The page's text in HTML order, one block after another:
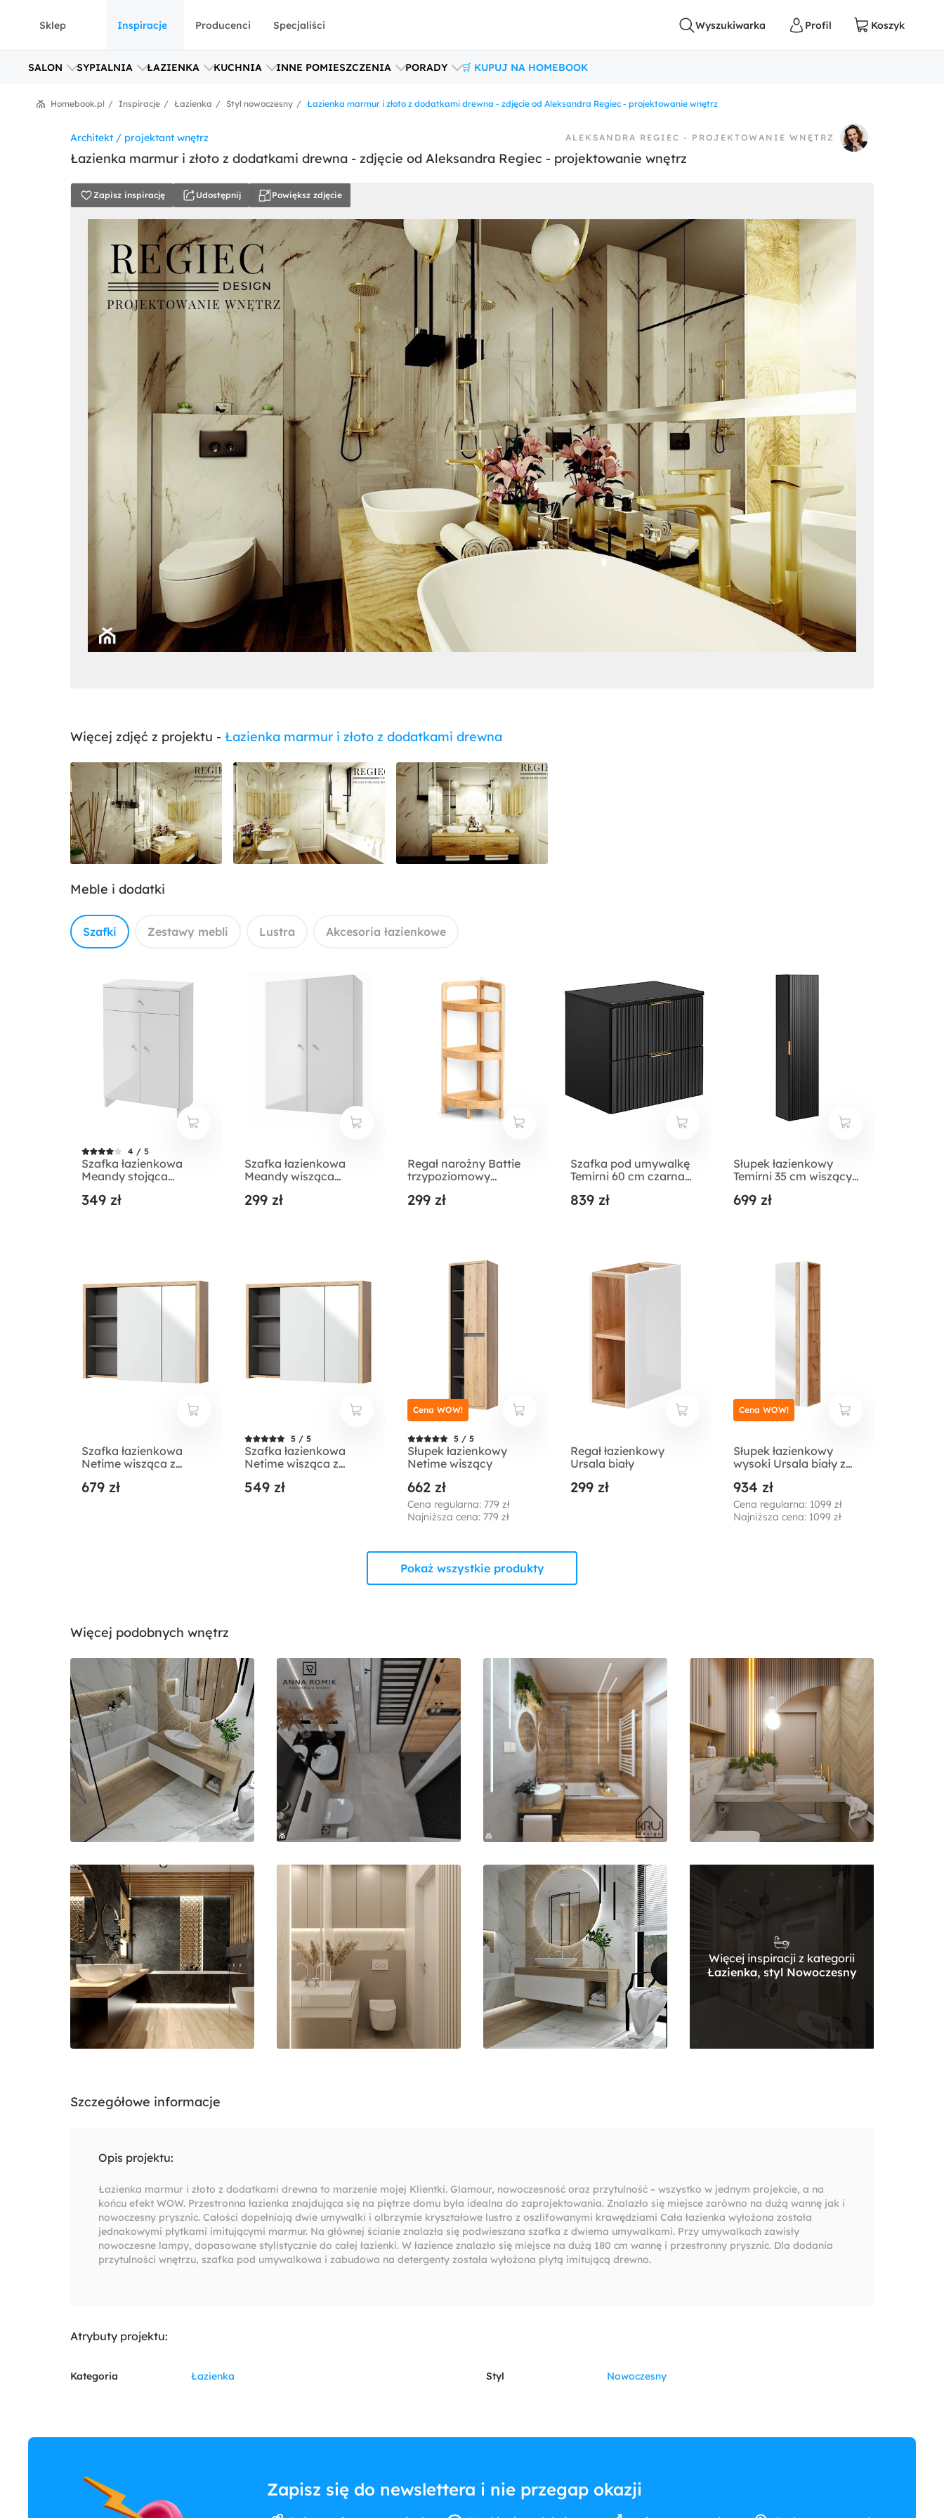
Sklep Inspiracje
SALON SYPIALNIA ŁAZIENKA KUCHNIA INNE POMIESZCZENIA PORADY 🛒 KUPUJ NA HOMEBOOK
Producenci Specjaliści
Łazienka marmur i złoto z dodatkami drewna - zdjęcie od Aleksandra Regiec - projektowanie wnętrz
Styl nowoczesny
Łazienka
Inspiracje
Homebook.pl
ALEKSANDRA REGIEC - PROJEKTOWANIE WNĘTRZ
Architekt / projektant wnętrz
Łazienka marmur i złoto z dodatkami drewna - zdjęcie od Aleksandra Regiec - projektowanie wnętrz
Zapisz inspirację Udostępnij Powiększ zdjęcie
Więcej zdjęć z projektu - Łazienka marmur i złoto z dodatkami drewna
Meble i dodatki
Szafki Zestawy mebli Lustra Akcesoria łazienkowe
4 / 5
Szafka łazienkowa
Meandy stojąca
349 zł
Szafka łazienkowa
Meandy wisząca
299 zł
Regał narożny Battie
trzypoziomowy
299 zł
Szafka pod umywalkę
Temirni 60 cm czarna
839 zł
Słupek łazienkowy
Temirni 35 cm wiszący
699 zł
Szafka łazienkowa
Netime wisząca z
679 zł
5 / 5
Szafka łazienkowa
Netime wisząca z
549 zł
5 / 5
Słupek łazienkowy
Netime wiszący
662 zł
Cena regularna: 779 zł
Najniższa cena: 779 zł
Cena WOW!
Regał łazienkowy
Ursala biały
299 zł
Słupek łazienkowy
wysoki Ursala biały z
934 zł
Cena regularna: 1099 zł
Najniższa cena: 1099 zł
Cena WOW!
Pokaż wszystkie produkty
Więcej podobnych wnętrz
Więcej inspiracji z kategorii
Łazienka, styl Nowoczesny
Szczegółowe informacje
Opis projektu:
Łazienka marmur i złoto z dodatkami drewna to marzenie mojej Klientki. Glamour, nowoczesność oraz przytulność – wszystko w jednym projekcie, a na
końcu efekt WOW. Przestronna łazienka znajdująca się na piętrze domu była idealna do zaprojektowania. Znalazło się miejsce zarówno na dużą wannę jak i
nowoczesny prysznic. Całości dopełniają dwie umywalki i olbrzymie kryształowe lustro z oszlifowanymi krawędziami Cała łazienka wyłożona została
jednakowymi płytkami imitującymi marmur. Na głównej ścianie znalazła się podwieszana szafka z dwiema umywalkami. Przy umywalkach zawisły
nowoczesne lampy, dopasowane stylistycznie do całej łazienki. W łazience znalazło się miejsce na dużą 180 cm wannę i przestronny prysznic. Dla dodania
przytulności wnętrzu, szafka pod umywalkowa i zabudowa na detergenty została wyłożona płytą imitującą drewno.
Atrybuty projektu:
Kategoria Łazienka Styl Nowoczesny
Zapisz się do newslettera i nie przegap okazji